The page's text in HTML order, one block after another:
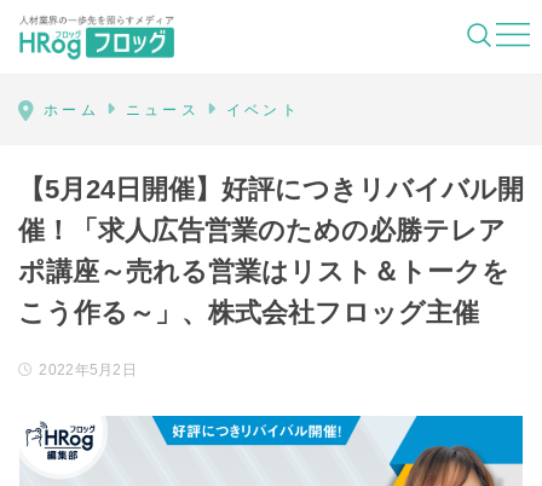
HRog | 人材業界の一歩先を照らすメディ
ホーム ニュース イベント
【5月24日開催】好評につきリバイバル開
催！「求人広告営業のための必勝テレア
ポ講座～売れる営業はリスト＆トークを
こう作る～」、株式会社フロッグ主催
2022年5月2日